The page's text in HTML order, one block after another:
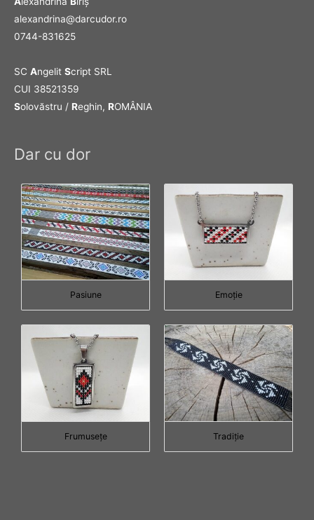
alexandrina@darcudor.ro
0744-831625
SC Angelit Script SRL
CUI 38521359
Solovăstru / Reghin, ROMÂNIA
Dar cu dor
Pasiune Emoţie
Frumuseţe Tradiţie